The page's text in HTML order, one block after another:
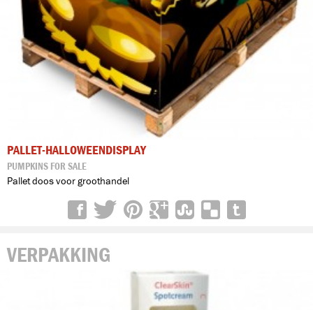
PALLET-HALLOWEENDISPLAY
PUMPKINS FOR SALE
Pallet doos voor groothandel
VERPAKKING